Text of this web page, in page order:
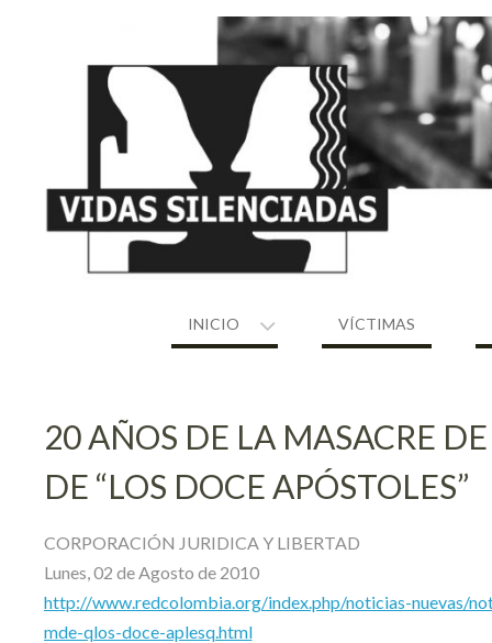
INICIO VÍCTIMAS
20 AÑOS DE LA MASACRE
DE “LOS DOCE APÓSTOLES”
CORPORACIÓN JURIDICA Y LIBERTAD
Lunes, 02 de Agosto de 2010
http://www.redcolombia.org/index.php/noticias-nuevas/
mde-qlos-doce-aplesq.html